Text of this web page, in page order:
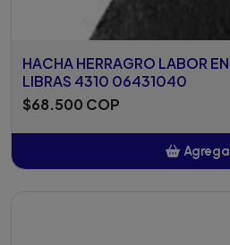
HACHA HERRAGRO LABOR
LIBRAS 4310 06431040
$68.500 COP